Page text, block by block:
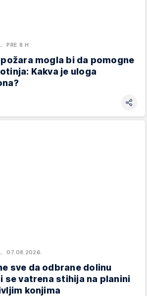
PRE 8 H
mogla bi da pomogne
Kakva je uloga
07.08.2026.
sve da odbrane dolinu
se vatrena stihija na planini
konjima